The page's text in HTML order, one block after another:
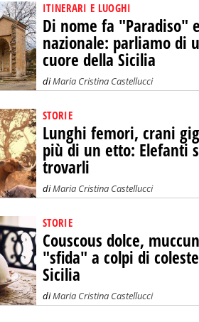
ITINERARI E LUOGHI
Di nome fa "Paradiso"
nazionale: parliamo di
cuore della Sicilia
diMaria Cristina Castellucci
STORIE
Lunghi femori, crani
più di un etto: Elefanti
trovarli
diMaria Cristina Castellucci
STORIE
Couscous dolce,
"sfida" a colpi di
Sicilia
diMaria Cristina Castellucci